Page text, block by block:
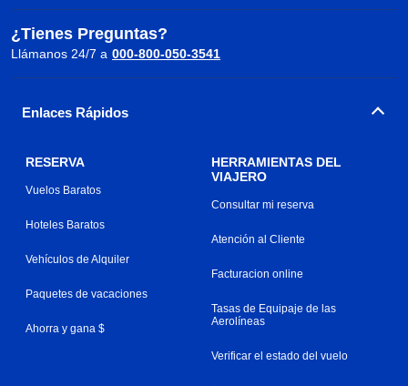
¿Tienes Preguntas?
Llámanos 24/7 a 000-800-050-3541
Enlaces Rápidos
RESERVA
Vuelos Baratos
Hoteles Baratos
Vehículos de Alquiler
Paquetes de vacaciones
Ahorra y gana $
HERRAMIENTAS DEL
VIAJERO
Consultar mi reserva
Atención al Cliente
Facturacion online
Tasas de Equipaje de las
Aerolíneas
Verificar el estado del vuelo